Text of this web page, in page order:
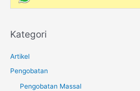
Kategori
Artikel
Pengobatan
Pengobatan Massal